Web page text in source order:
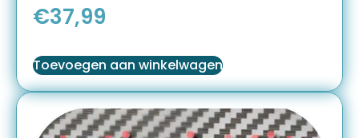
€37,99
Toevoegen aan winkelwagen